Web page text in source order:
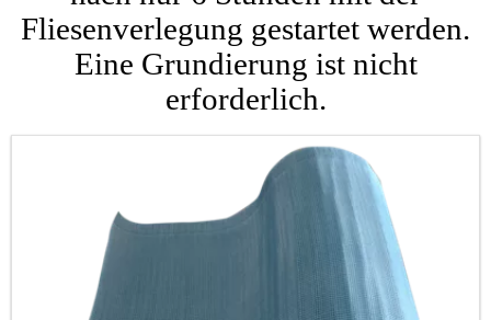
Fliesenverlegung gestartet werden.
Eine Grundierung ist nicht
erforderlich.